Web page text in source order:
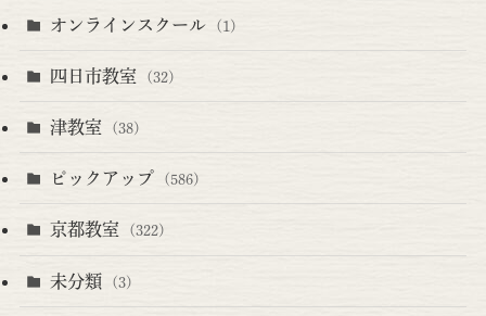
オンラインスクール (1)
四日市教室 (32)
津教室 (38)
ピックアップ (586)
京都教室 (322)
未分類 (3)